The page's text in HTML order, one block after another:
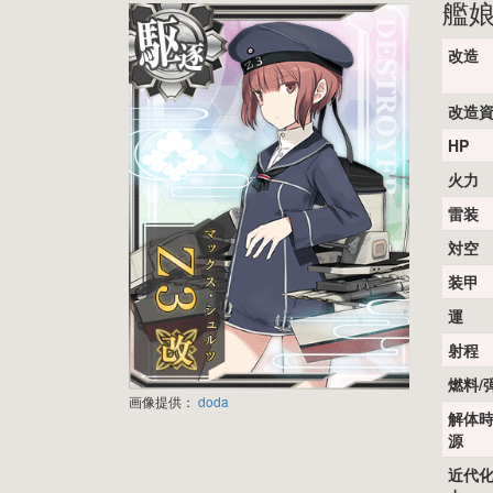
画像提供： doda
艦
改造
改造
HP
火力
雷装
対空
装甲
運
射程
燃料/
解体
源
近代